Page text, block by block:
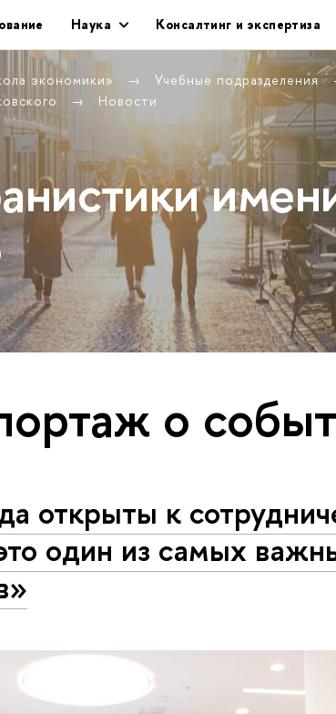
Наука Консалтинг и экспертиза
экономики»
Учебные подразделения
Новости
о
открыты к
один из самых